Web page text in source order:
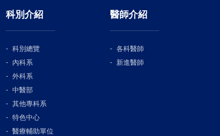
科別介紹
科別總覽
內科系
外科系
中醫部
其他專科系
特色中心
醫療輔助單位
醫師介紹
各科醫師
新進醫師